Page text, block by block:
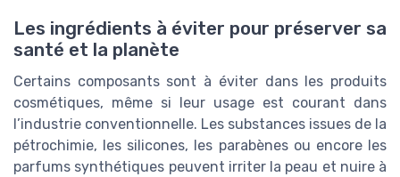
Les ingrédients à éviter pour préserver sa
santé et la planète
Certains composants sont à éviter dans les produits
cosmétiques, même si leur usage est courant dans
l’industrie conventionnelle. Les substances issues de la
pétrochimie, les silicones, les parabènes ou encore les
parfums synthétiques peuvent irriter la peau et nuire à